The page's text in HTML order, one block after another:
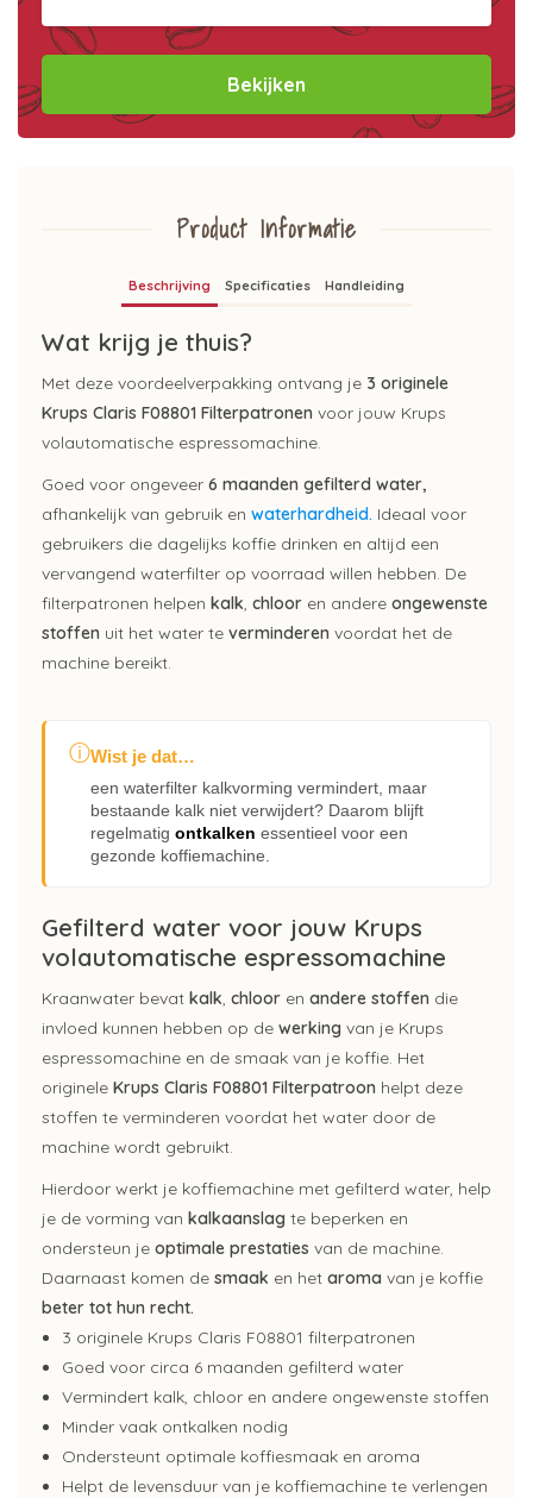
Bekijken
Product Informatie
Beschrijving Specificaties Handleiding
Wat krijg je thuis?
Met deze voordeelverpakking ontvang je 3 originele
Krups Claris F08801 Filterpatronen voor jouw Krups
volautomatische espressomachine.
Goed voor ongeveer 6 maanden gefilterd water,
afhankelijk van gebruik en waterhardheid. Ideaal voor
gebruikers die dagelijks koffie drinken en altijd een
vervangend waterfilter op voorraad willen hebben. De
filterpatronen helpen kalk, chloor en andere ongewenste
stoffen uit het water te verminderen voordat het de
machine bereikt.
ⓘWist je dat…
een waterfilter kalkvorming vermindert, maar
bestaande kalk niet verwijdert? Daarom blijft
regelmatig ontkalken essentieel voor een
gezonde koffiemachine.
Gefilterd water voor jouw Krups
volautomatische espressomachine
Kraanwater bevat kalk, chloor en andere stoffen die
invloed kunnen hebben op de werking van je Krups
espressomachine en de smaak van je koffie. Het
originele Krups Claris F08801 Filterpatroon helpt deze
stoffen te verminderen voordat het water door de
machine wordt gebruikt.
Hierdoor werkt je koffiemachine met gefilterd water, help
je de vorming van kalkaanslag te beperken en
ondersteun je optimale prestaties van de machine.
Daarnaast komen de smaak en het aroma van je koffie
beter tot hun recht.
3 originele Krups Claris F08801 filterpatronen
Goed voor circa 6 maanden gefilterd water
Vermindert kalk, chloor en andere ongewenste stoffen
Minder vaak ontkalken nodig
Ondersteunt optimale koffiesmaak en aroma
Helpt de levensduur van je koffiemachine te verlengen